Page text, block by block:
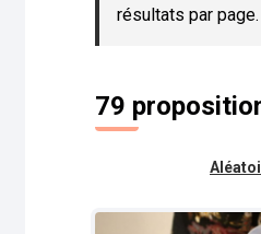
résultats par page.
79